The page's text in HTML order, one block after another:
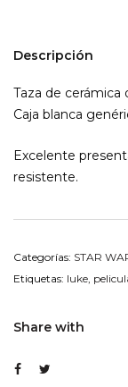
Descripción
Taza de cerámica
Caja blanca
Excelente
resistente.
Categorías: STAR
Etiquetas: luke,
Share with